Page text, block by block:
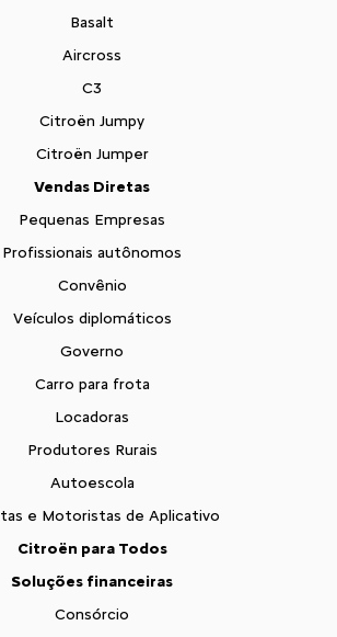
Basalt
Aircross
C3
Citroën Jumpy
Citroën Jumper
Vendas Diretas
Pequenas Empresas
Profissionais autônomos
Convênio
Veículos diplomáticos
Governo
Carro para frota
Locadoras
Produtores Rurais
Autoescola
e Motoristas de Aplicativo
Citroën para Todos
Soluções financeiras
Consórcio